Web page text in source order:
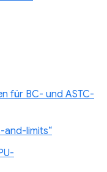
für BC- und ASTC-
and-limits“